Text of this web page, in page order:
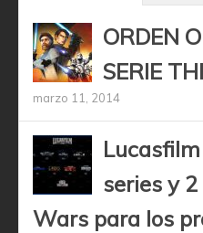
ORDEN
SERIE
marzo 11, 2014
series y
Wars para los